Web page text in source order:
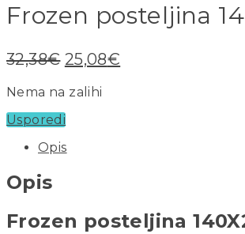
Frozen posteljina
32,38€ 25,08€
Nema na zalihi
Usporedi
Opis
Opis
Frozen posteljina